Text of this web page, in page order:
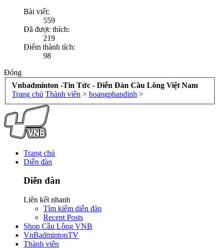
Bài viết:
559
Đã được thích:
219
Điểm thành tích:
98
Đóng
Vnbadminton -Tin Tức - Diễn Đàn Cầu Lông Việt Nam
Trang chủ Thành viên > hoangphandinh >
Trang chủ
Diễn đàn
Diễn đàn
Liên kết nhanh
Tìm kiếm diễn đàn
Recent Posts
Shop Cầu Lông VNB
VnBadmintonTV
Thành viên